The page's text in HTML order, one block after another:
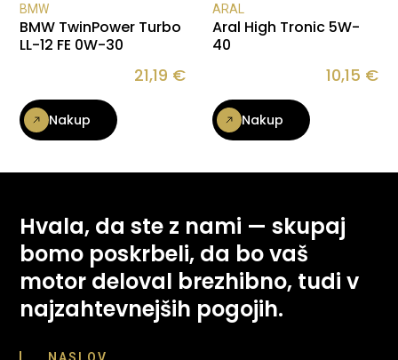
BMW
BMW TwinPower Turbo
LL-12 FE 0W-30
21,19 €
Nakup
ARAL
Aral High Tronic 5W-
40
10,15 €
Nakup
Hvala, da ste z nami — skupaj
bomo poskrbeli, da bo vaš
motor deloval brezhibno, tudi v
najzahtevnejših pogojih.